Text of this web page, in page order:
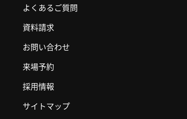
よくあるご質問
資料請求
お問い合わせ
来場予約
採用情報
サイトマップ